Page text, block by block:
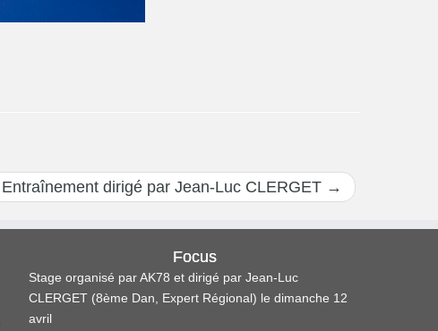
Entraînement dirigé par Jean-Luc CLERGET →
Focus
Stage organisé par AK78 et dirigé par Jean-Luc
CLERGET (8ème Dan, Expert Régional) le dimanche 12
avril